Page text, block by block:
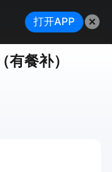
餐补）
打开APP